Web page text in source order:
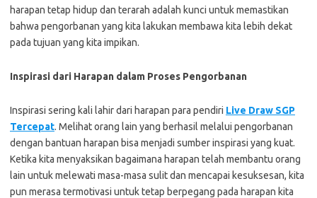
harapan tetap hidup dan terarah adalah kunci untuk memastikan
bahwa pengorbanan yang kita lakukan membawa kita lebih dekat
pada tujuan yang kita impikan.
Inspirasi dari Harapan dalam Proses Pengorbanan
Inspirasi sering kali lahir dari harapan para pendiri Live Draw SGP
Tercepat. Melihat orang lain yang berhasil melalui pengorbanan
dengan bantuan harapan bisa menjadi sumber inspirasi yang kuat.
Ketika kita menyaksikan bagaimana harapan telah membantu orang
lain untuk melewati masa-masa sulit dan mencapai kesuksesan, kita
pun merasa termotivasi untuk tetap berpegang pada harapan kita